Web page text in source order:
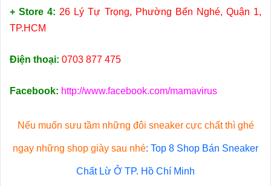
+ Store 4: 26 Lý Tự Trọng, Phường Bến Nghé, Quận 1,
TP.HCM
Điện thoại: 0703 877 475
Facebook: http://www.facebook.com/mamavirus
Nếu muốn sưu tầm những đôi sneaker cực chất thì ghé
ngay những shop giày sau nhé: Top 8 Shop Bán Sneaker
Chất Lừ Ở TP. Hồ Chí Minh